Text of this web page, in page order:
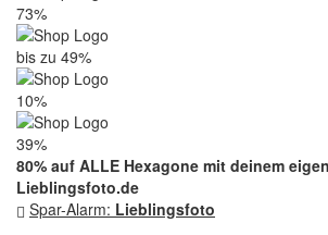
73%
bis zu 49%
10%
39%
80% auf ALLE Hexagone mit deinem
Lieblingsfoto.de
Spar-Alarm: Lieblingsfoto